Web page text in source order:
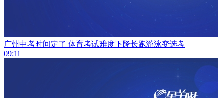
广州中考时间定了 体育考试难度下降长跑游泳变选考
09:11